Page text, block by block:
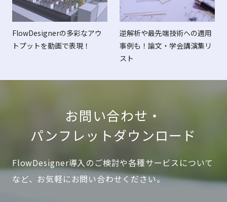
FlowDesignerの多彩なアウ
トプットを動画で表現！
逆解析や最先端技術への適用
事例も！論文・学会講演集リ
スト
お問い合わせ・
パンフレットダウンロード
FlowDesigner導入のご検討や各種サービスについて
など、お気軽にお問い合わせください。